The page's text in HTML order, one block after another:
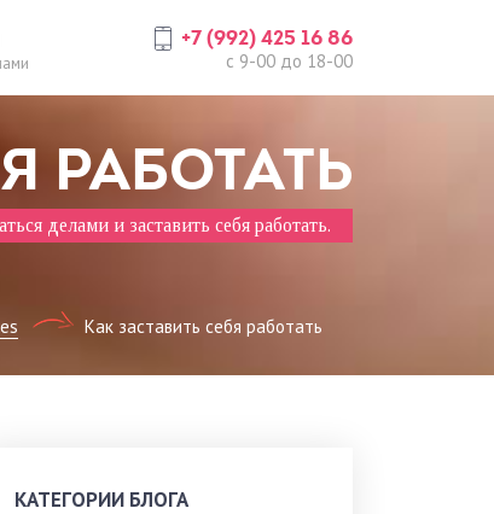
+7 (992) 425 16 86
c 9-00 до 18-00
РАБОТАТЬ
делами и заставить себя работать.
Как заставить себя работать
КАТЕГОРИИ БЛОГА